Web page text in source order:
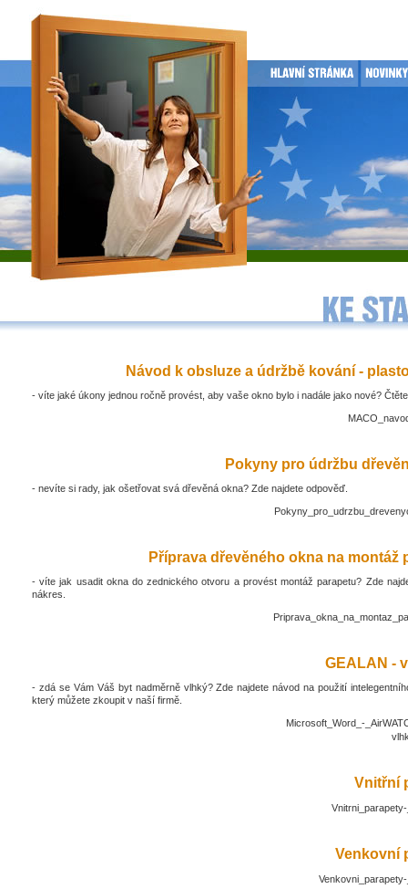
Návod k obsluze a údržbě kování -
- víte jaké úkony jednou ročně provést, aby vaše okno bylo i nadále jako nové?
Pokyny pro údržbu
- nevíte si rady, jak ošetřovat svá dřevěná okna? Zde najdete odpověď.
Příprava dřevěného okna na montáž
- víte jak usadit okna do zednického otvoru a provést montáž parapetu? Zde
nákres.
GEALAN -
- zdá se Vám Váš byt nadměrně vlhký? Zde najdete návod na použití
který můžete zkoupit v naší firmě.
Microsoft_Word_-
Vnitřní
Venkovní